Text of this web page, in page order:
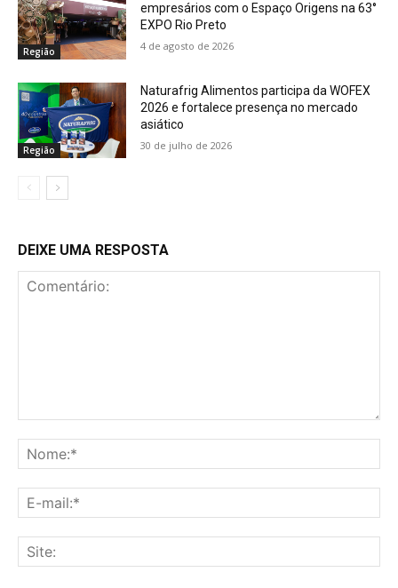
Região
empresários com o Espaço Origens na 63°
EXPO Rio Preto
4 de agosto de 2026
Região
Naturafrig Alimentos participa da WOFEX
2026 e fortalece presença no mercado
asiático
30 de julho de 2026
DEIXE UMA RESPOSTA